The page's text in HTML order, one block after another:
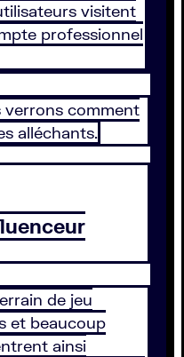
visitent
professionnel
verrons comment
alléchants.
de jeu
et beaucoup
ainsi